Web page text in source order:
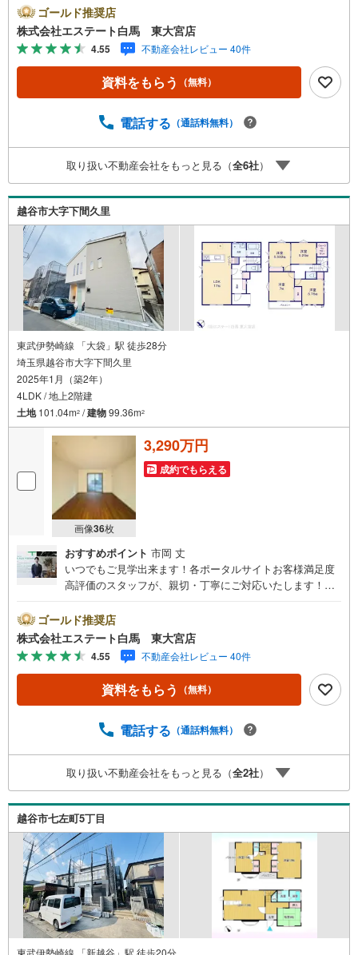
築・リフォーム・資金計画のプロが、より良いご提案をい
たします。～人気のリモート見学・リモート相談サービス
～・小さいお子様や家事で外出できない、天気が悪く外出
したくない時・LINEやZOOMなど無料のアプリですぐにご
利用いただけます・リモート見学はスタッフがご興味ある
物件の現地から映像をお届けします・写真では伝わりにく
「見え方」などもしっかり確認できます・リモート相談は
ャルプランナーと1対1で・バーチャル背景でプライバシー
も安心・忙しいパートナーに変わって予め確認も・別々の
場所から家族みんなで参加もできます・お気軽にご相談下
さい～営業時間～9:30～18:30こちらのお時間でしたらお電
話でのお問合せがスムーズですお気軽にお問合せください
ゴールド推奨店
株式会社エステート白馬 東大宮店
4.55 不動産会社レビュー 40件
資料をもらう （無料）
電話する （通話料無料）
取り扱い不動産会社をもっと見る（全6社）
越谷市大字下間久里
東武伊勢崎線 「大袋」駅 徒歩28分
埼玉県越谷市大字下間久里
2025年1月（築2年）
4LDK / 地上2階建
土地101.04m2 /建物99.36m2
画像36枚
3,290万円
成約でもらえる
おすすめポイント 市岡 丈
いつでもご見学出来ます！各ポータルサイトお客様満足度
高評価のスタッフが、親切・丁寧にご対応いたします！埼
にご利用頂いています。ご購入・ご売却から建築・リフォ
ーム・資金計画のプロが、より良いご提案をいたします。
～人気のリモート見学・リモート相談サービス～・小さい
お子様や家事で外出できない、天気が悪く外出したくない
時・LINEやZOOMなど無料のアプリですぐにご利用いただ
けます・リモート見学はスタッフがご興味ある物件の現地
感」や違うアングルからみたかったリビングの「見え方」
る住宅ローンや家計相談を専門のファイナンシャルプラン
ナーと1対1で・バーチャル背景でプライバシーも安心・忙
しいパートナーに変わって予め確認も・別々の場所から家
族みんなで参加もできます・お気軽にご相談下さい～営業
時間～9:30～18:30こちらのお時間でしたらお電話でのお問
合せがスムーズです
ゴールド推奨店
株式会社エステート白馬 東大宮店
4.55 不動産会社レビュー 40件
資料をもらう （無料）
電話する （通話料無料）
取り扱い不動産会社をもっと見る（全2社）
越谷市七左町5丁目
東武伊勢崎線 「新越谷」駅 徒歩20分